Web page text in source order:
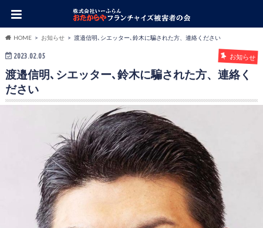
HOME お知らせ 渡邉信明､シエッター､鈴木に騙された方、連絡ください
2023.02.05 お知らせ
渡邉信明､シエッター､鈴木に騙された方、連絡く
ださい